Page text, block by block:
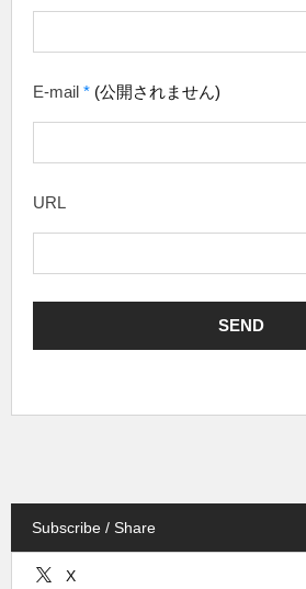
E-mail * (公開されません)
URL
Subscribe / Share
X